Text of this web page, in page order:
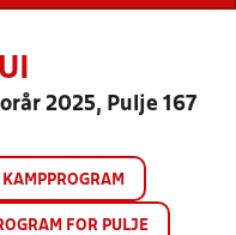
2025, Pulje 167
KAMPPROGRAM
FOR PULJE